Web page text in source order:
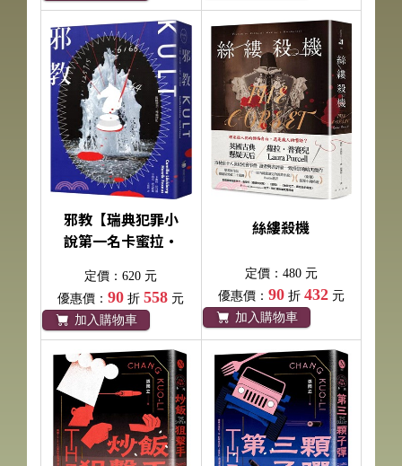
邪教【瑞典犯罪小
說第一名卡蜜拉‧
定價：620 元
優惠價：90 折558 元
加入購物車
絲縷殺機
定價：480 元
優惠價： 90折 432元
加入購物車